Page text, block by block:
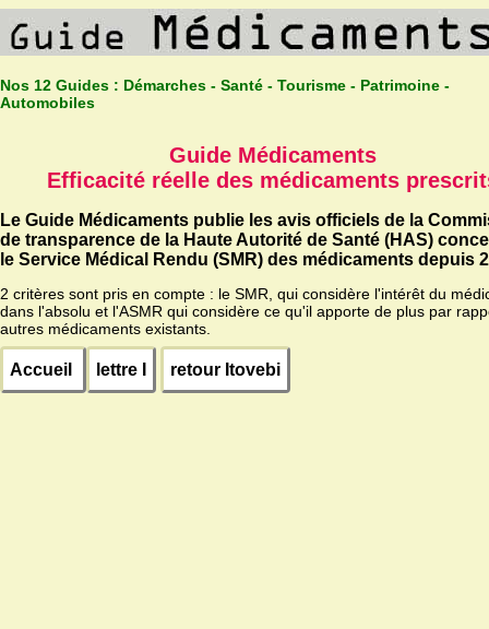
Nos 12 Guides : Démarches - Santé - Tourisme - Patrimoine -
Automobiles
Guide Médicaments
Efficacité réelle des médicaments
Le Guide Médicaments publie les avis officiels de la
de transparence de la Haute Autorité de Santé (HAS)
le Service Médical Rendu (SMR) des médicaments depuis
2 critères sont pris en compte : le SMR, qui considère l'intérêt du
dans l'absolu et l'ASMR qui considère ce qu'il apporte de plus par
autres médicaments existants.
Accueil lettre I retour Itovebi